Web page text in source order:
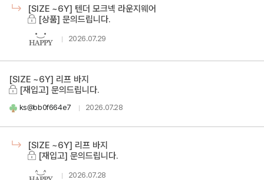
[SIZE ~6Y] 텐더 모크넥 라운지웨어
[상품] 문의드립니다.
2026.07.29
[SIZE ~6Y] 리프 바지
[재입고] 문의드립니다.
ks@bb0f664e7 2026.07.28
[SIZE ~6Y] 리프 바지
[재입고] 문의드립니다.
2026.07.28